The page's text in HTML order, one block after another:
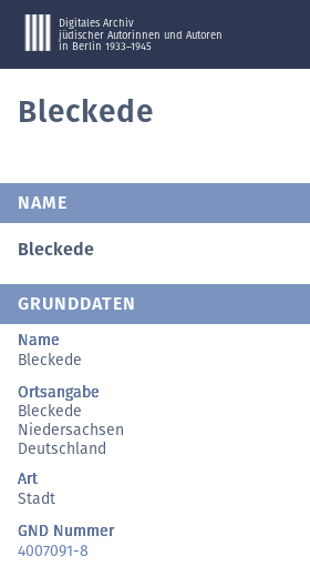
Digitales Archiv
jüdischer Autorinnen und Autoren
in Berlin 1933–1945
Bleckede
NAME
Bleckede
GRUNDDATEN
Name
Bleckede
Ortsangabe
Bleckede
Niedersachsen
Deutschland
Art
Stadt
GND Nummer
4007091-8